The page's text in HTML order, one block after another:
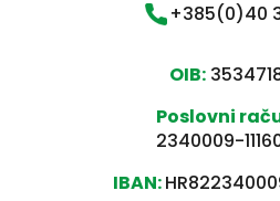
+385(0)40
OIB:
Poslovni
2340009-
IBAN: